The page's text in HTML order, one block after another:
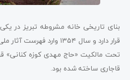
بنای تاریخی خانه مشروطه تبریز در
قرار دارد و سال ۱۳۵۴ وارد
تحت مالکیت «حاج مهدی کوزه کنانی»
قاجاری ساخته شده بود.